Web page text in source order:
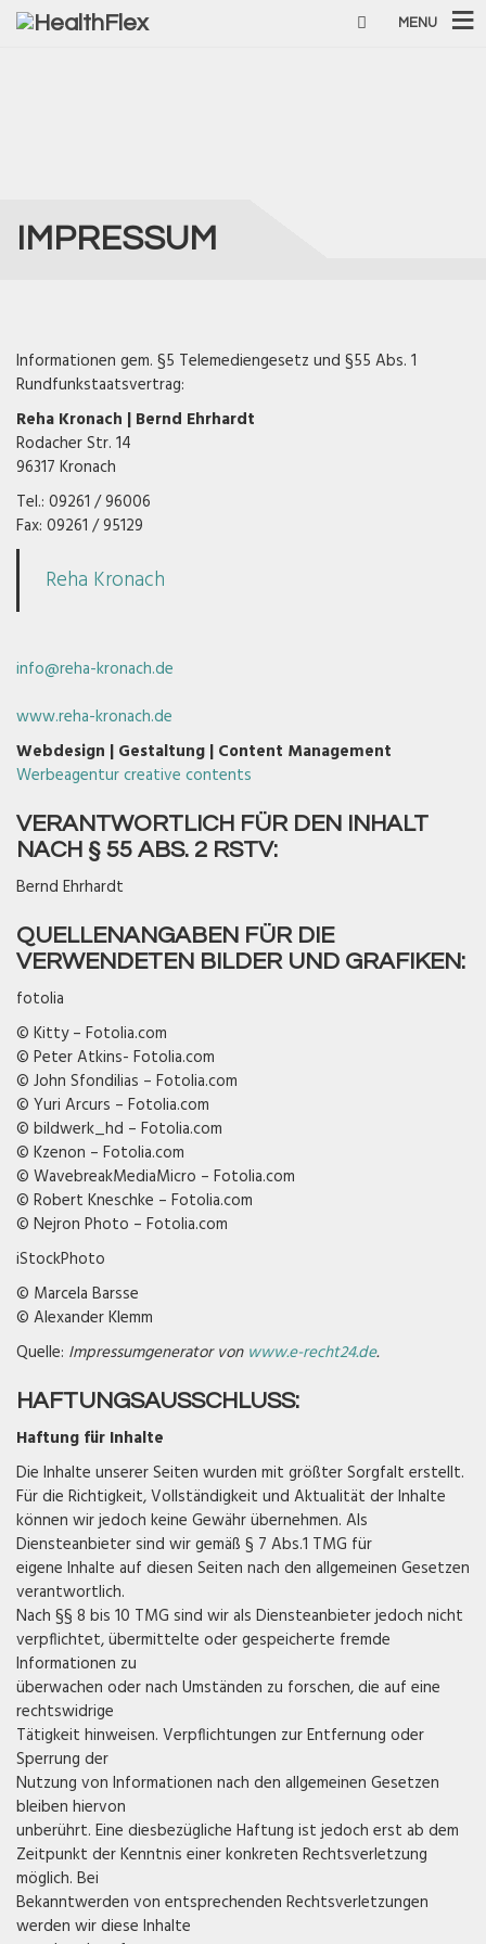
MENU
IMPRESSUM
Informationen gem. §5 Telemediengesetz und §55 Abs. 1
Rundfunkstaatsvertrag:
Reha Kronach | Bernd Ehrhardt
Rodacher Str. 14
96317 Kronach
Tel.: 09261 / 96006
Fax: 09261 / 95129
Reha Kronach
info@reha-kronach.de
www.reha-kronach.de
Webdesign | Gestaltung | Content Management
Werbeagentur creative contents
VERANTWORTLICH FÜR DEN INHALT
NACH § 55 ABS. 2 RSTV:
Bernd Ehrhardt
QUELLENANGABEN FÜR DIE
VERWENDETEN BILDER UND GRAFIKEN:
fotolia
© Kitty – Fotolia.com
© Peter Atkins- Fotolia.com
© John Sfondilias – Fotolia.com
© Yuri Arcurs – Fotolia.com
© bildwerk_hd – Fotolia.com
© Kzenon – Fotolia.com
© WavebreakMediaMicro – Fotolia.com
© Robert Kneschke – Fotolia.com
© Nejron Photo – Fotolia.com
iStockPhoto
© Marcela Barsse
© Alexander Klemm
Quelle: Impressumgenerator von www.e-recht24.de.
HAFTUNGSAUSSCHLUSS:
Haftung für Inhalte
Die Inhalte unserer Seiten wurden mit größter Sorgfalt erstellt.
Für die Richtigkeit, Vollständigkeit und Aktualität der Inhalte
können wir jedoch keine Gewähr übernehmen. Als
Diensteanbieter sind wir gemäß § 7 Abs.1 TMG für
eigene Inhalte auf diesen Seiten nach den allgemeinen Gesetzen
verantwortlich.
Nach §§ 8 bis 10 TMG sind wir als Diensteanbieter jedoch nicht
verpflichtet, übermittelte oder gespeicherte fremde
Informationen zu
überwachen oder nach Umständen zu forschen, die auf eine
rechtswidrige
Tätigkeit hinweisen. Verpflichtungen zur Entfernung oder
Sperrung der
Nutzung von Informationen nach den allgemeinen Gesetzen
bleiben hiervon
unberührt. Eine diesbezügliche Haftung ist jedoch erst ab dem
Zeitpunkt der Kenntnis einer konkreten Rechtsverletzung
möglich. Bei
Bekanntwerden von entsprechenden Rechtsverletzungen
werden wir diese Inhalte